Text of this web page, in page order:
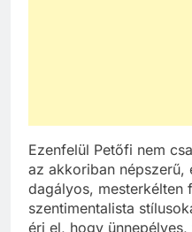
Ezenfelül Petőfi nem
az akkoriban népszerű,
dagályos, mesterkélten
szentimentalista
éri el, hogy